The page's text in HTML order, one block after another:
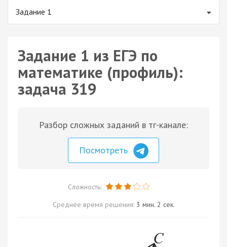
Задание 1
Задание 1 из ЕГЭ по
математике (профиль):
задача 319
Разбор сложных заданий в тг-канале:
Посмотреть
Сложность:
Среднее время решения: 3 мин. 2 сек.